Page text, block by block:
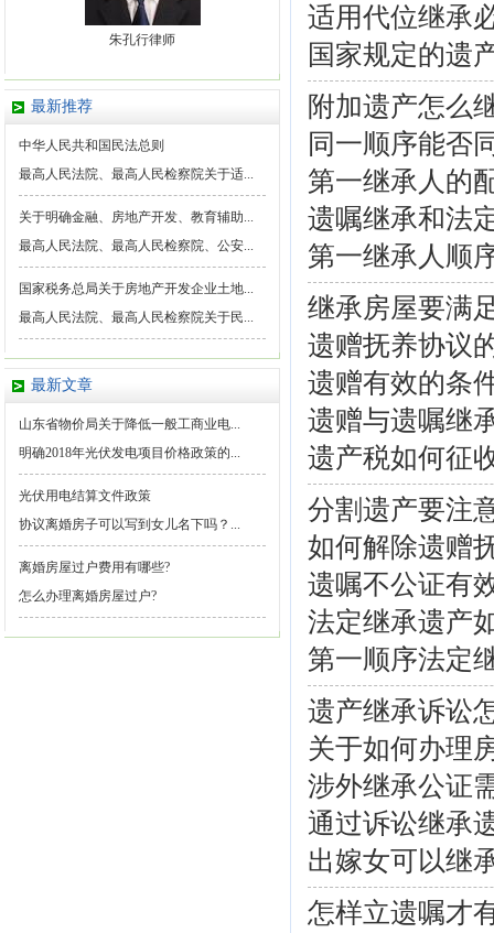
朱孔行律师
最新推荐
中华人民共和国民法总则
最高人民法院、最高人民检察院关于适...
关于明确金融、房地产开发、教育辅助...
最高人民法院、最高人民检察院、公安...
国家税务总局关于房地产开发企业土地...
最高人民法院、最高人民检察院关于民...
最新文章
山东省物价局关于降低一般工商业电...
明确2018年光伏发电项目价格政策的...
光伏用电结算文件政策
协议离婚房子可以写到女儿名下吗？...
离婚房屋过户费用有哪些?
怎么办理离婚房屋过户?
适用代位继承
国家规定的遗
附加遗产怎么
同一顺序能否
第一继承人的
遗嘱继承和法
第一继承人顺
继承房屋要满
遗赠抚养协议
遗赠有效的条
遗赠与遗嘱继
遗产税如何征
分割遗产要注
如何解除遗赠
遗嘱不公证有
法定继承遗产
第一顺序法定
遗产继承诉讼
关于如何办理
涉外继承公证
通过诉讼继承
出嫁女可以继
怎样立遗嘱才